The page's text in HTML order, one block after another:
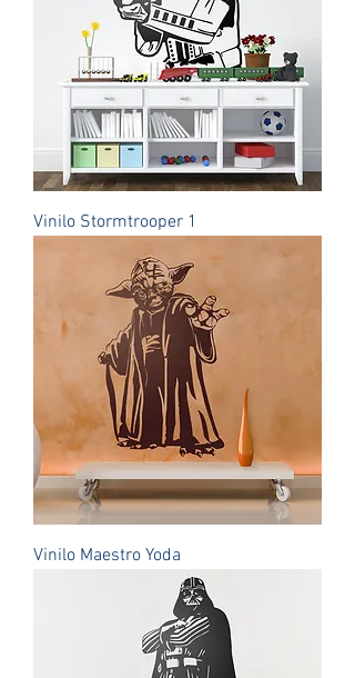
Vinilo Stormtrooper 1
Vinilo Maestro Yoda